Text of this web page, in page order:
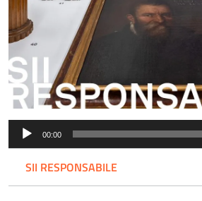
Audio
Player
00:00
SII RESPONSABILE